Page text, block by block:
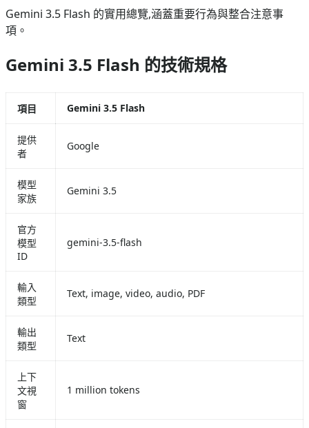
Gemini 3.5 Flash 的實用總覽,涵蓋重要行為與整合注意事
項。
Gemini 3.5 Flash 的技術規格
項目 Gemini 3.5 Flash
提供
者
Google
模型
家族
Gemini 3.5
官方
模型
ID
gemini-3.5-flash
輸入
類型
Text, image, video, audio, PDF
輸出
類型
Text
上下
文視
窗
1 million tokens